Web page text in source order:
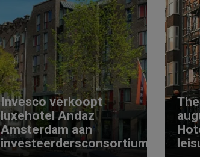
Invesco verkoopt
luxehotel Andaz
Amsterdam aan
investeerdersconsortium